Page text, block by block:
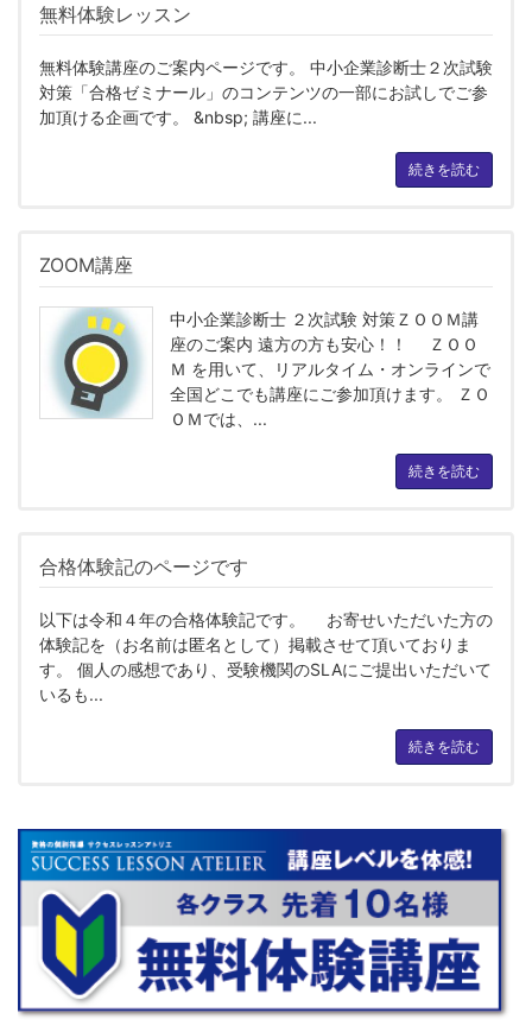
無料体験レッスン
無料体験講座のご案内ページです。 中小企業診断士２次試験
対策「合格ゼミナール」のコンテンツの一部にお試しでご参
加頂ける企画です。 &nbsp; 講座に...
続きを読む
ZOOM講座
中小企業診断士 ２次試験 対策ＺＯＯＭ講
座のご案内 遠方の方も安心！！ ＺＯＯ
Ｍ を用いて、リアルタイム・オンラインで
全国どこでも講座にご参加頂けます。 ＺＯ
ＯＭでは、...
続きを読む
合格体験記のページです
以下は令和４年の合格体験記です。 お寄せいただいた方の
体験記を（お名前は匿名として）掲載させて頂いておりま
す。 個人の感想であり、受験機関のSLAにご提出いただいて
いるも...
続きを読む